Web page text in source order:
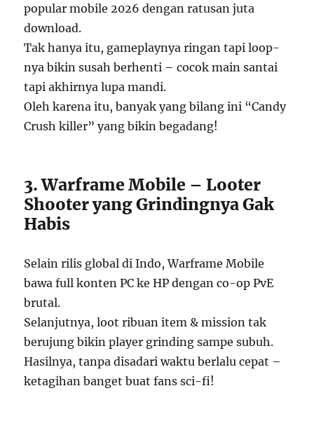
popular mobile 2026 dengan ratusan juta
download.
Tak hanya itu, gameplaynya ringan tapi loop-
nya bikin susah berhenti – cocok main santai
tapi akhirnya lupa mandi.
Oleh karena itu, banyak yang bilang ini “Candy
Crush killer” yang bikin begadang!
3. Warframe Mobile – Looter
Shooter yang Grindingnya Gak
Habis
Selain rilis global di Indo, Warframe Mobile
bawa full konten PC ke HP dengan co-op PvE
brutal.
Selanjutnya, loot ribuan item & mission tak
berujung bikin player grinding sampe subuh.
Hasilnya, tanpa disadari waktu berlalu cepat –
ketagihan banget buat fans sci-fi!